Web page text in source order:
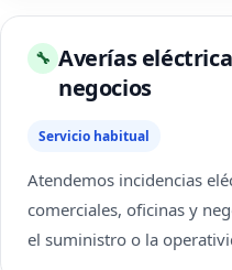
🔧 Averías
negocios
Servicio habitual
Atendemos incidencias
comerciales, oficinas y
el suministro o la